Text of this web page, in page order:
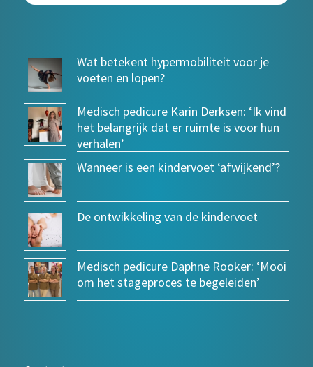
Wat betekent hypermobiliteit voor je
voeten en lopen?
Medisch pedicure Karin Derksen: ‘Ik vind
het belangrijk dat er ruimte is voor hun
verhalen’
Wanneer is een kindervoet ‘afwijkend’?
De ontwikkeling van de kindervoet
Medisch pedicure Daphne Rooker: ‘Mooi
om het stageproces te begeleiden’